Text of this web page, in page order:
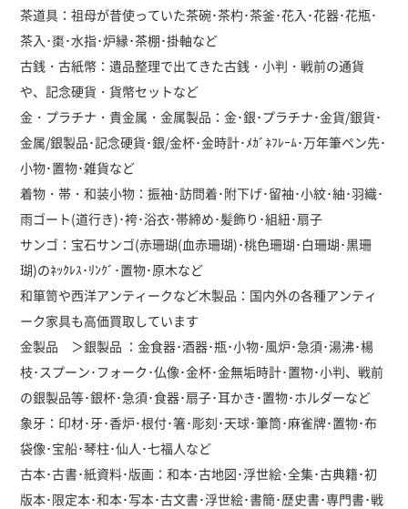
茶道具：祖母が昔使っていた茶碗･茶杓･茶釜･花入･花器･花瓶･
茶入･棗･水指･炉縁･茶棚･掛軸など
古銭・古紙幣：遺品整理で出てきた古銭・小判・戦前の通貨
や、記念硬貨・貨幣セットなど
金・プラチナ・貴金属・金属製品：金･銀･プラチナ･金貨/銀貨･
金属/銀製品･記念硬貨･銀/金杯･金時計･ﾒｶﾞﾈﾌﾚｰﾑ･万年筆ペン先･
小物･置物･雑貨など
着物・帯・和装小物：振袖･訪問着･附下げ･留袖･小紋･紬･羽織･
雨ゴート(道行き)･袴･浴衣･帯締め･髪飾り･組紐･扇子
サンゴ：宝石サンゴ(赤珊瑚(血赤珊瑚)･桃色珊瑚･白珊瑚･黒珊
瑚)のﾈｯｸﾚｽ･ﾘﾝｸﾞ･置物･原木など
和箪笥や西洋アンティークなど木製品：国内外の各種アンティ
ーク家具も高価買取しています
金製品 ＞銀製品 ：金食器･酒器･瓶･小物･風炉･急須･湯沸･楊
枝･スプーン･フォーク･仏像･金杯･金無垢時計･置物･小判、戦前
の銀製品等･銀杯･急須･食器･扇子･耳かき･置物･ホルダーなど
象牙：印材･牙･香炉･根付･箸･彫刻･天球･筆筒･麻雀牌･置物･布
袋像･宝船･琴柱･仙人･七福人など
古本･古書･紙資料･版画：和本･古地図･浮世絵･全集･古典籍･初
版本･限定本･和本･写本･古文書･浮世絵･書簡･歴史書･専門書･戦